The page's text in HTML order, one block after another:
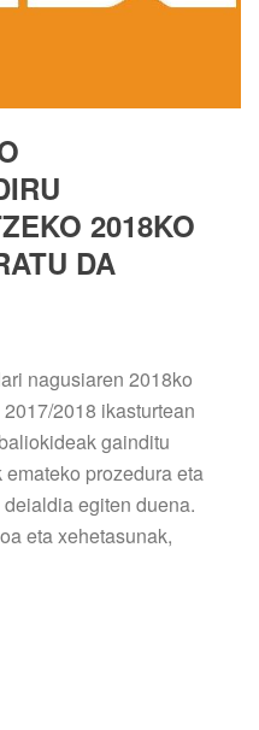
2018KO
DA
nagusiaren 2018ko
2017/2018 ikasturtean
gainditu
prozedura eta
egiten duena.
eta xehetasunak,